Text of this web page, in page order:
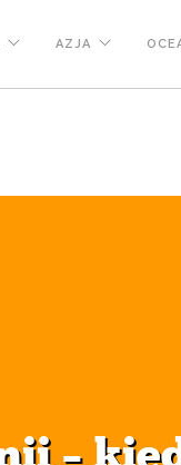
AZJA